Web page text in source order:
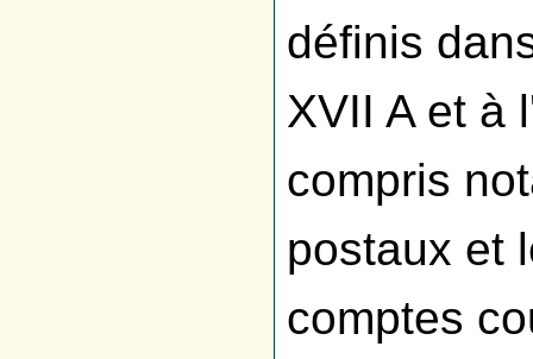
définis
XVII A et à
compris
postaux et
comptes